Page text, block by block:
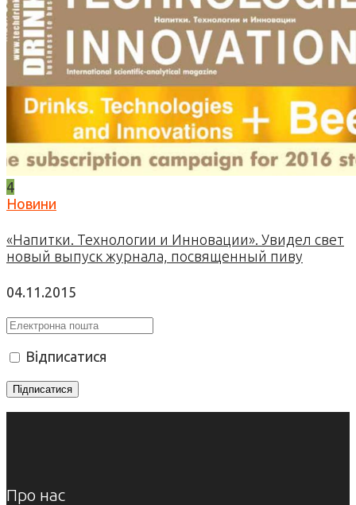
4
Новини
«Напитки. Технологии и Инновации». Увидел свет
новый выпуск журнала, посвященный пиву
04.11.2015
Відписатися
Про нас